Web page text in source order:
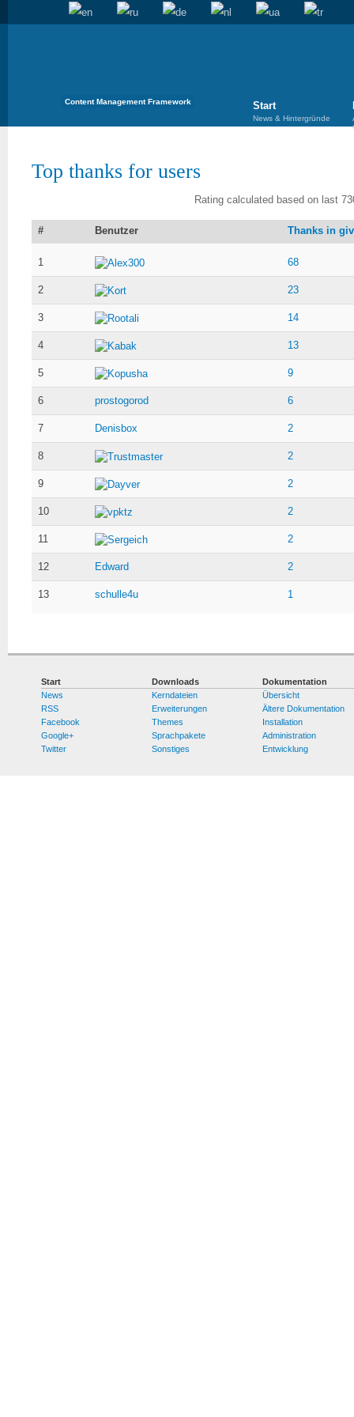
Content Management Framework Start
News & Hintergründe
Top thanks for users
Rating calculated based on last
# Benutzer Thanks in
1 Alex300 68
2 Kort 23
3 Rootali 14
4 Kabak 13
5 Kopusha 9
6 prostogorod 6
7 Denisbox 2
8 Trustmaster 2
9 Dayver 2
10 vpktz 2
11 Sergeich 2
12 Edward 2
13 schulle4u 1
Start
News
RSS
Facebook
Google+
Twitter
Downloads
Kerndateien
Erweiterungen
Themes
Sprachpakete
Sonstiges
Dokumentation
Übersicht
Ältere Dokumentation
Installation
Administration
Entwicklung